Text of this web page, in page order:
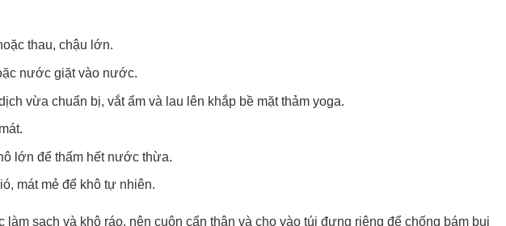
thau, chậu lớn.
nước giặt vào nước.
vừa chuẩn bị, vắt ẩm và lau lên khắp bề mặt thảm yoga.
lớn để thấm hết nước thừa.
mát mẻ để khô tự nhiên.
sạch và khô ráo, nên cuộn cẩn thận và cho vào túi đựng riêng để chống bám bụi